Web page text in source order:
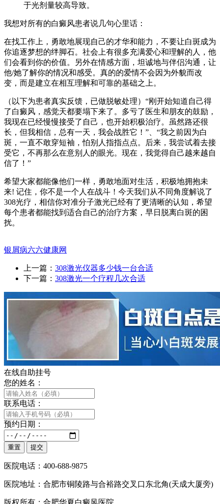
于光剂量较高导致。
我想对所有的白癜风患者说几句心里话：
在找工作上，勇敢地展现自己的才华和能力，不要让白斑成为
你追逐梦想的绊脚石。社会上有很多充满爱心和理解的人，他
们会看到你的价值。另外在情感方面，坦诚地与伴侣沟通，让
他/她了解你的情况和感受。真的的爱情不会因为外貌而改
变，而是建立在相互理解和可靠的基础之上。
（以下为患者真实反馈，已做脱敏处理）“刚开始知道自己得
了白癜风，感觉天都要塌下来了。多亏了医生和朋友的鼓励，
我现在已经慢慢接受了自己，也开始积极治疗。虽然路还很
长，但我相信，总有一天，我会战胜它！”、“我之前因为白
斑，一直不敢穿短袖，怕别人指指点点。后来，我尝试着去接
受它，不再那么在意别人的眼光。现在，我觉得自己越来越自
信了！”
希望大家都能像他们一样，勇敢地面对生活，积极地拥抱未
来! 记住，你不是一个人在战斗！今天我们从不同角度解说了
308光疗，相信你对准分子激光已经有了更清晰的认知，希望
每个患者都能找到适合自己的治疗方案，早日脱离白斑的困
扰。
银屑病六六健康网
上一篇： 308激光仪器多少钱一台合适
下一篇： 308激光一个疗程几次合适
在线自助挂号
您的姓名：
联系电话：
预约日期：
医院电话：400-688-9875
医院地址：合肥市铜陵路与合裕路交叉口东北角(天成大厦旁)
版权所有：合肥华夏白癜风医院